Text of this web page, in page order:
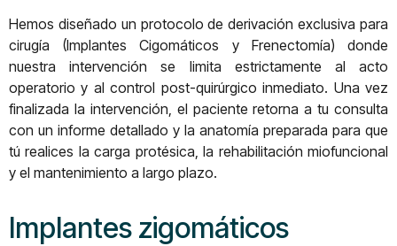
Hemos diseñado un protocolo de derivación exclusiva para
cirugía (Implantes Cigomáticos y Frenectomía) donde
nuestra intervención se limita estrictamente al acto
operatorio y al control post-quirúrgico inmediato. Una vez
finalizada la intervención, el paciente retorna a tu consulta
con un informe detallado y la anatomía preparada para que
tú realices la carga protésica, la rehabilitación miofuncional
y el mantenimiento a largo plazo.
Implantes zigomáticos